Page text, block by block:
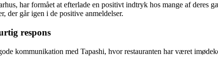
har formået at efterlade en positivt indtryk hos mange af deres
der går igen i de positive anmeldelser.
respons
kommunikation med Tapashi, hvor restauranten har været